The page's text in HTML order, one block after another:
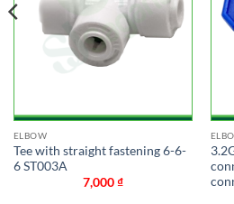
ELBOW
Tee with straight fastening 6-6-
6 ST003A
7,000₫